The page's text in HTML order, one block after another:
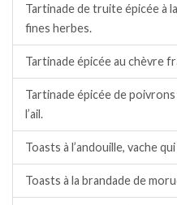
Tartinade de truite épicée à
fines herbes.
Tartinade épicée au chèvre
Tartinade épicée de
l’ail.
Toasts à l’andouille, vache
Toasts à la brandade de